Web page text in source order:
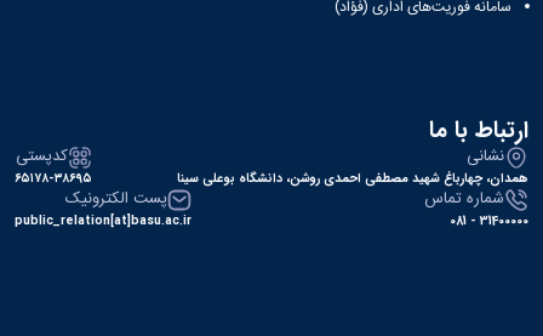
سامانه فوریت‌های اداری (فؤاد)
ارتباط با ما
نشانی
همدان، چهارباغ شهید مصطفی احمدی روشن، دانشگاه بوعلی سینا
کدپستی
۶۵۱۷۸-۳۸۶۹۵
شماره تماس
31400000 - 081
پست الکترونیک
public_relation[at]basu.ac.ir